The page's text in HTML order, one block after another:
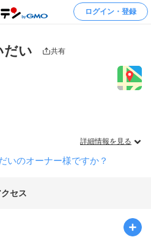
ログイン・登録
だい 共有
詳細情報を見る
いのオーナー様ですか？
セス